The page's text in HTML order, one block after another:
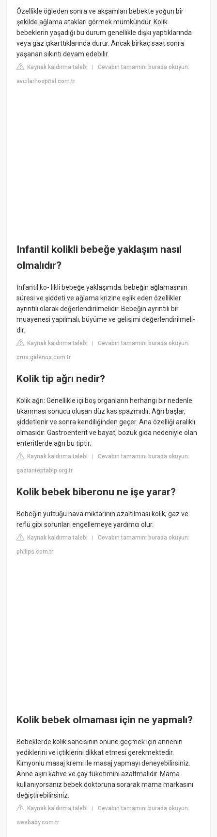
Özellikle öğleden sonra ve akşamları bebekte yoğun bir
şekilde ağlama atakları görmek mümkündür. Kolik
bebeklerin yaşadığı bu durum genellikle dışkı yaptıklarında
veya gaz çıkarttıklarında durur. Ancak birkaç saat sonra
yaşanan sıkıntı devam edebilir.
Kaynak kaldırma talebi |Cevabın tamamını burada okuyun:
avcilarhospital.com.tr
Infantil kolikli bebeğe yaklaşım nasıl
olmalıdır?
İnfantil ko- likli bebeğe yaklaşımda; bebeğin ağlamasının
süresi ve şiddeti ve ağlama krizine eşlik eden özellikler
ayrıntılı olarak değerlendirilmelidir. Bebeğin ayrıntılı bir
muayenesi yapılmalı, büyüme ve gelişimi değerlendirilmeli-
dir.
Kaynak kaldırma talebi |Cevabın tamamını burada okuyun:
cms.galenos.com.tr
Kolik tip ağrı nedir?
Kolik ağrı: Genellikle içi boş organların herhangi bir nedenle
tıkanması sonucu oluşan düz kas spazmıdır. Ağrı başlar,
şiddetlenir ve sonra kendiliğinden geçer. Ana özelliği aralıklı
olmasıdır. Gastroenterit ve bayat, bozuk gıda nedeniyle olan
enteritlerde ağrı bu tiptir.
Kaynak kaldırma talebi |Cevabın tamamını burada okuyun:
gazianteptabip.org.tr
Kolik bebek biberonu ne işe yarar?
Bebeğin yuttuğu hava miktarının azaltılması kolik, gaz ve
reflü gibi sorunları engellemeye yardımcı olur.
Kaynak kaldırma talebi |Cevabın tamamını burada okuyun:
philips.com.tr
Kolik bebek olmaması için ne yapmalı?
Bebeklerde kolik sancısının önüne geçmek için annenin
yediklerini ve içtiklerini dikkat etmesi gerekmektedir.
Kimyonlu masaj kremi ile masaj yapmayı deneyebilirsiniz.
Anne aşırı kahve ve çay tüketimini azaltmalıdır. Mama
kullanıyorsanız bebek doktoruna sorarak mama markasını
değiştirebilirsiniz.
Kaynak kaldırma talebi |Cevabın tamamını burada okuyun:
weebaby.com.tr